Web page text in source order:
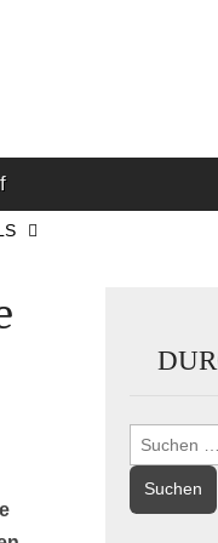
Suchen
nach: